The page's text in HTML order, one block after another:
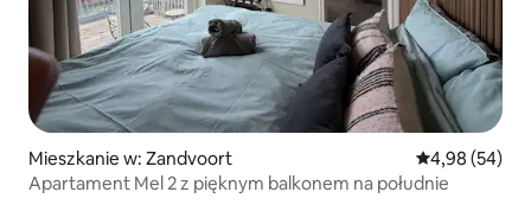
Mieszkanie w: Zandvoort Średnia
4,98 (54)
Apartament Mel 2 z pięknym balkonem na południe